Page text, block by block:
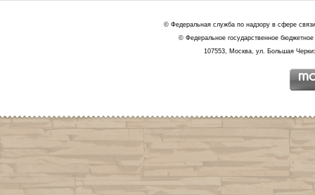
© Федеральная служба по надзору в сфере
© Федеральное государственное
107553, Москва, ул. Большая